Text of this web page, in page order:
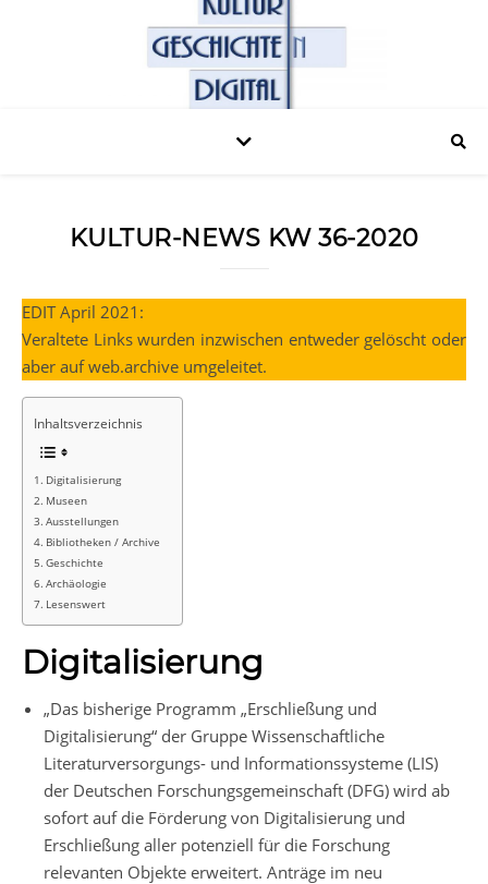
KULTUR-NEWS KW 36-2020
EDIT April 2021:
Veraltete Links wurden inzwischen entweder gelöscht oder
aber auf web.archive umgeleitet.
Inhaltsverzeichnis
Digitalisierung
Museen
Ausstellungen
Bibliotheken / Archive
Geschichte
Archäologie
Lesenswert
Digitalisierung
„Das bisherige Programm „Erschließung und
Digitalisierung“ der Gruppe Wissenschaftliche
Literaturversorgungs- und Informationssysteme (LIS)
der Deutschen Forschungsgemeinschaft (DFG) wird ab
sofort auf die Förderung von Digitalisierung und
Erschließung aller potenziell für die Forschung
relevanten Objekte erweitert. Anträge im neu